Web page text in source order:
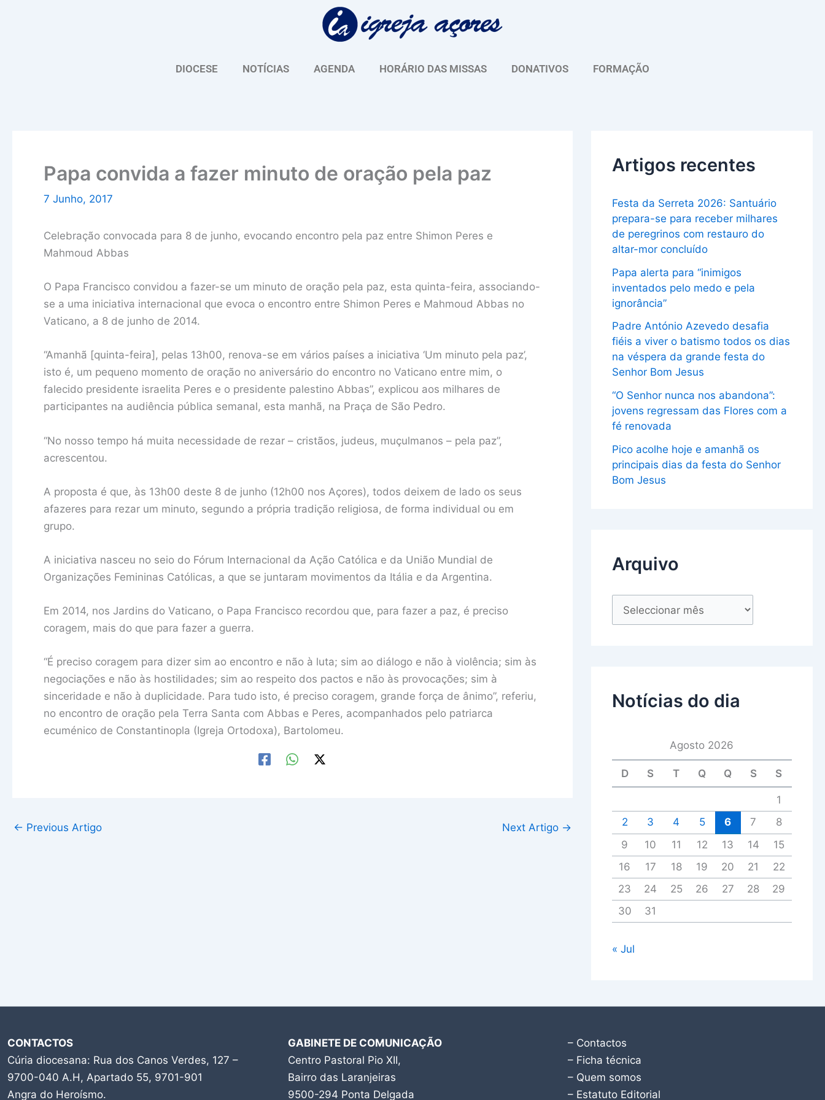
DIOCESE NOTÍCIAS AGENDA HORÁRIO DAS MISSAS DONATIVOS FORMAÇÃO
Papa convida a fazer minuto de oração pela paz
7 Junho, 2017
Celebração convocada para 8 de junho, evocando encontro pela paz entre Shimon Peres e
Mahmoud Abbas
O Papa Francisco convidou a fazer-se um minuto de oração pela paz, esta quinta-feira, associando-
se a uma iniciativa internacional que evoca o encontro entre Shimon Peres e Mahmoud Abbas no
Vaticano, a 8 de junho de 2014.
“Amanhã [quinta-feira], pelas 13h00, renova-se em vários países a iniciativa ‘Um minuto pela paz’,
isto é, um pequeno momento de oração no aniversário do encontro no Vaticano entre mim, o
falecido presidente israelita Peres e o presidente palestino Abbas”, explicou aos milhares de
participantes na audiência pública semanal, esta manhã, na Praça de São Pedro.
“No nosso tempo há muita necessidade de rezar – cristãos, judeus, muçulmanos – pela paz”,
acrescentou.
A proposta é que, às 13h00 deste 8 de junho (12h00 nos Açores), todos deixem de lado os seus
afazeres para rezar um minuto, segundo a própria tradição religiosa, de forma individual ou em
grupo.
A iniciativa nasceu no seio do Fórum Internacional da Ação Católica e da União Mundial de
Organizações Femininas Católicas, a que se juntaram movimentos da Itália e da Argentina.
Em 2014, nos Jardins do Vaticano, o Papa Francisco recordou que, para fazer a paz, é preciso
coragem, mais do que para fazer a guerra.
“É preciso coragem para dizer sim ao encontro e não à luta; sim ao diálogo e não à violência; sim às
negociações e não às hostilidades; sim ao respeito dos pactos e não às provocações; sim à
sinceridade e não à duplicidade. Para tudo isto, é preciso coragem, grande força de ânimo”, referiu,
no encontro de oração pela Terra Santa com Abbas e Peres, acompanhados pelo patriarca
ecuménico de Constantinopla (Igreja Ortodoxa), Bartolomeu.
← Previous Artigo Next Artigo →
Artigos recentes
Festa da Serreta 2026: Santuário
prepara-se para receber milhares
de peregrinos com restauro do
altar-mor concluído
Papa alerta para “inimigos
inventados pelo medo e pela
ignorância”
Padre António Azevedo desafia
fiéis a viver o batismo todos os dias
na véspera da grande festa do
Senhor Bom Jesus
“O Senhor nunca nos abandona”:
jovens regressam das Flores com a
fé renovada
Pico acolhe hoje e amanhã os
principais dias da festa do Senhor
Bom Jesus
Arquivo
u
Notícias do dia
Agosto 2026
D S T Q Q S S
1
2
3 4 5 6 7
8
9
10 11 12 13 14
15
16
17 18 19 20 21
22
23
24 25 26 27 28
29
30
31
« Jul
CONTACTOS
Cúria diocesana: Rua dos Canos Verdes, 127 –
9700-040 A.H, Apartado 55, 9701-901
Angra do Heroísmo.
GABINETE DE COMUNICAÇÃO
Centro Pastoral Pio XII,
Bairro das Laranjeiras
9500-294 Ponta Delgada
– Contactos
– Ficha técnica
– Quem somos
– Estatuto Editorial